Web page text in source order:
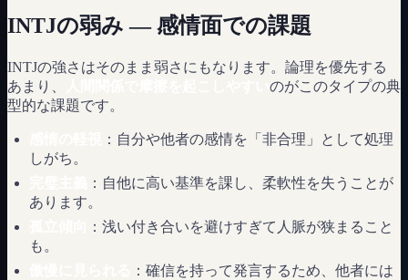
INTJの弱み — 感情面での課題
INTJの強さはそのまま弱さにもなります。論理を優先する
あまり、
のがこのタイプの典
型的な課題です。
：自分や他者の感情を「非合理」として処理
しがち。
：自他に高い基準を課し、柔軟性を失うことが
あります。
：浅い付き合いを避けすぎて人脈が狭まること
も。
：確信を持って発言するため、他者には